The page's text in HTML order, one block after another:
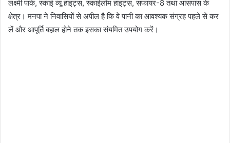
लक्ष्मी पार्क, स्काई व्यू हाइट्स, स्काईलोम हाइट्स, सफायर-8 तथा आसपास के
क्षेत्र। मनपा ने निवासियों से अपील है कि वे पानी का आवश्यक संग्रह पहले से कर
लें और आपूर्ति बहाल होने तक इसका संयमित उपयोग करें।